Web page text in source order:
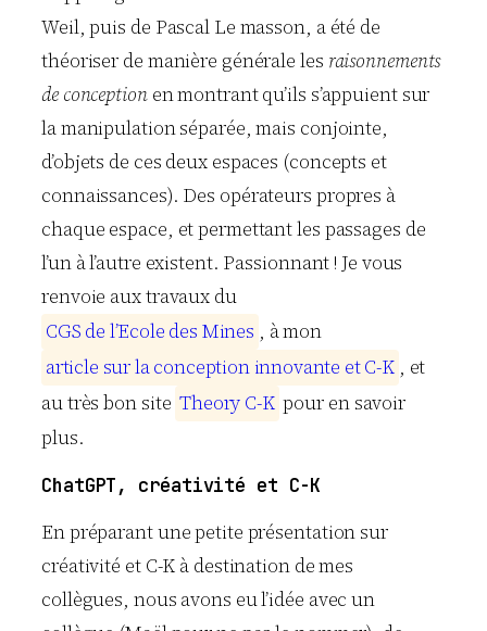
Weil, puis de Pascal Le masson, a été de
théoriser de manière générale les raisonnements
de conceptionen montrant qu’ils s’appuient sur
la manipulation séparée, mais conjointe,
d’objets de ces deux espaces (concepts et
connaissances). Des opérateurs propres à
chaque espace, et permettant les passages de
l’un à l’autre existent. Passionnant ! Je vous
renvoie aux travaux du
CGS de l’Ecole des Mines , à mon
article surlaconception innovante etC-K , et
au très bon site Theory C-K pour en savoir
plus.
ChatGPT, créativité et C-K
En préparant une petite présentation sur
créativité et C-K à destination de mes
collègues, nous avons eu l’idée avec un